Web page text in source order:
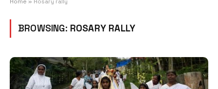
BROWSING: ROSARY RALLY